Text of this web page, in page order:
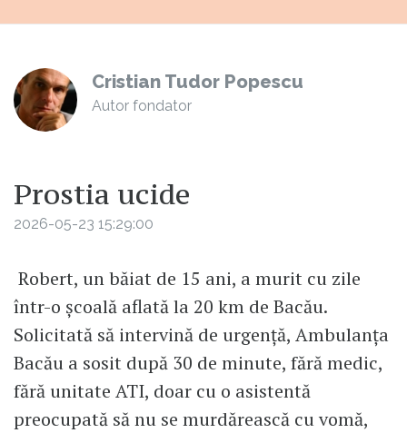
Cristian Tudor Popescu
Autor fondator
Prostia ucide
2026-05-23 15:29:00
Robert, un băiat de 15 ani, a murit cu zile
într-o școală aflată la 20 km de Bacău.
Solicitată să intervină de urgență, Ambulanța
Bacău a sosit după 30 de minute, fără medic,
fără unitate ATI, doar cu o asistentă
preocupată să nu se murdărească cu vomă,